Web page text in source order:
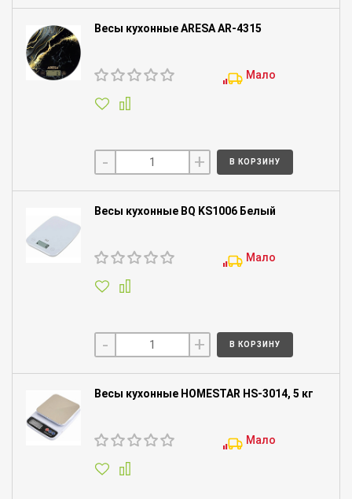
Весы кухонные ARESA AR-4315
Мало
- + В КОРЗИНУ
Весы кухонные BQ KS1006 Белый
Мало
- + В КОРЗИНУ
Весы кухонные HOMESTAR HS-3014, 5 кг
Мало